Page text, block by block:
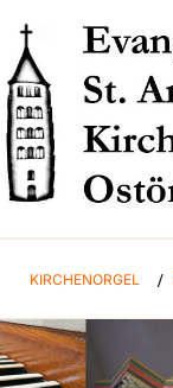
KIRCHENORGEL /